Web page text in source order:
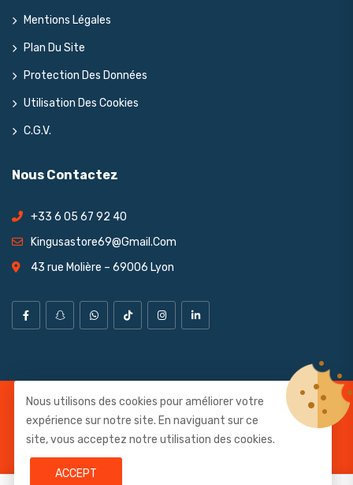
Mentions Légales
Plan Du Site
Protection Des Données
Utilisation Des Cookies
C.G.V.
Nous Contactez
+33 6 05 67 92 40
Kingusastore69@gmail.com
43 rue Molière – 69006 Lyon
© Copyright 2026 KING USA
All Rights Reserved.
Develop and design byKyo Conseil.
Nous utilisons des cookies pour améliorer votre
expérience sur notre site. En naviguant sur ce
site, vous acceptez notre utilisation des cookies.
ACCEPT